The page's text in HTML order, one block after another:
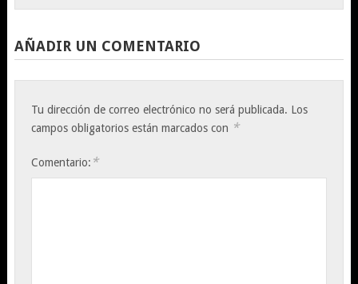
AÑADIR UN COMENTARIO
Tu dirección de correo electrónico no será publicada. Los
campos obligatorios están marcados con *
Comentario: *